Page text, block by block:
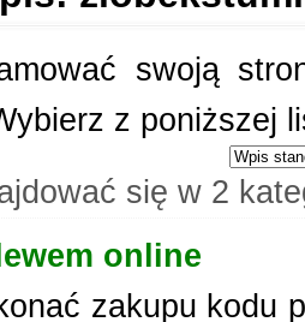
swoją
z poniższej
się w 2
online
zakupu kodu